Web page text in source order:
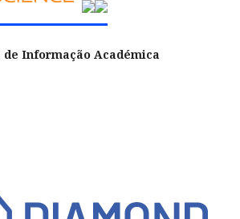
de Informação Académica